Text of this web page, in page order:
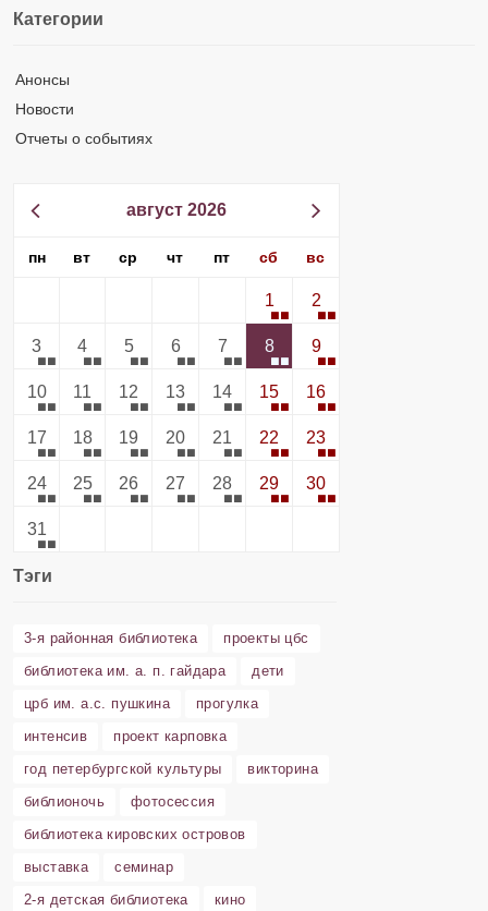
Категории
Анонсы
Новости
Отчеты о событиях
август 2026
пн вт ср чт пт сб вс
1 2
3 4 5 6 7 8 9
10 11 12 13 14 15 16
17 18 19 20 21 22 23
24 25 26 27 28 29 30
31
Тэги
3-я районная библиотека
проекты цбс
библиотека им. а. п. гайдара
дети
црб им. а.с. пушкина
прогулка
интенсив
проект карповка
год петербургской культуры
викторина
библионочь
фотосессия
библиотека кировских островов
выставка
семинар
2-я детская библиотека
кино